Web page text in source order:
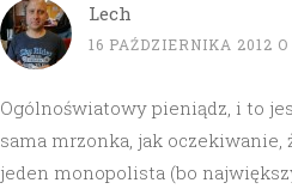
Lech
16 PAŹDZIERNIKA 2012 O
Ogólnoświatowy pieniądz, i to
sama mrzonka, jak
jeden monopolista (bo